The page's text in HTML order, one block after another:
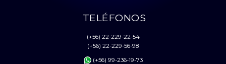
TELÉFONOS
(+56) 22-229-22-54
(+56) 22-229-56-98
(+56) 99-236-19-73